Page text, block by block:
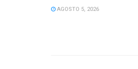
AGOSTO 5, 2026